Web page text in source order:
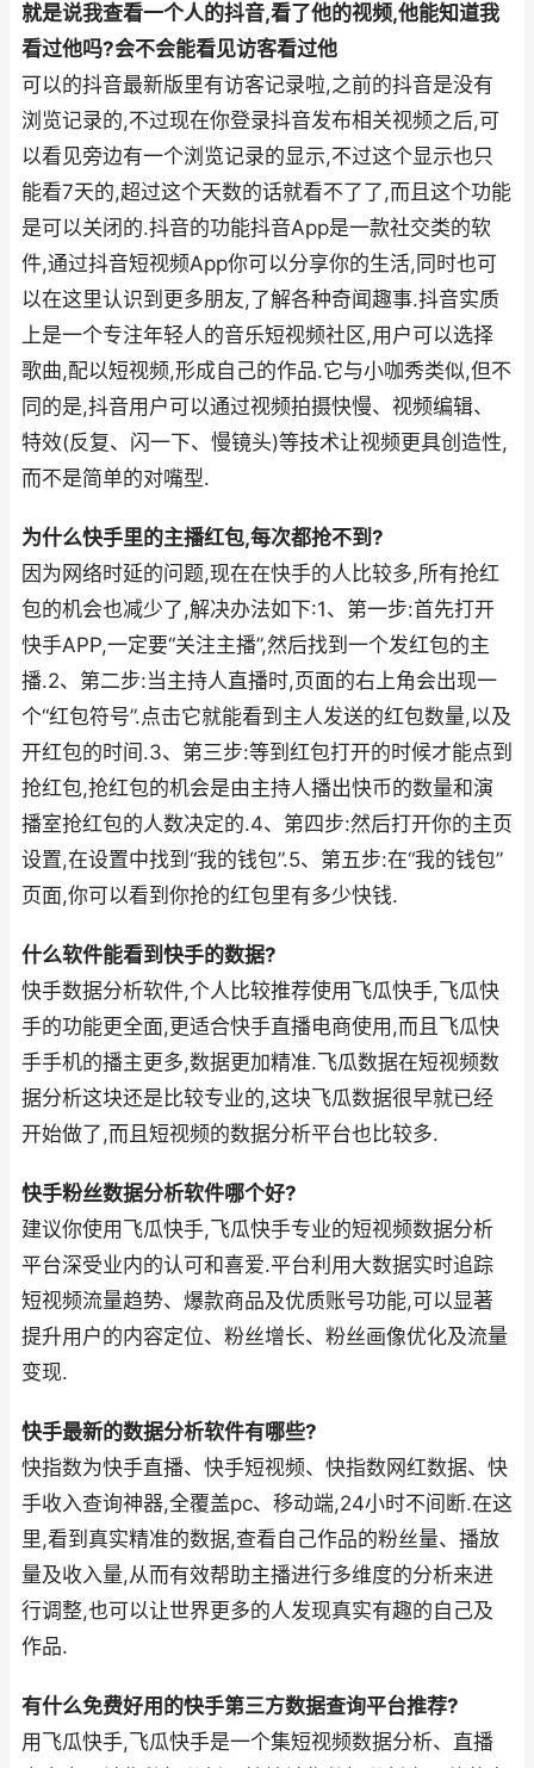
就是说我查看一个人的抖音,看了他的视频,他能知道我
看过他吗?会不会能看见访客看过他
可以的抖音最新版里有访客记录啦,之前的抖音是没有
浏览记录的,不过现在你登录抖音发布相关视频之后,可
以看见旁边有一个浏览记录的显示,不过这个显示也只
能看7天的,超过这个天数的话就看不了了,而且这个功能
是可以关闭的.抖音的功能抖音App是一款社交类的软
件,通过抖音短视频App你可以分享你的生活,同时也可
以在这里认识到更多朋友,了解各种奇闻趣事.抖音实质
上是一个专注年轻人的音乐短视频社区,用户可以选择
歌曲,配以短视频,形成自己的作品.它与小咖秀类似,但不
同的是,抖音用户可以通过视频拍摄快慢、视频编辑、
特效(反复、闪一下、慢镜头)等技术让视频更具创造性,
而不是简单的对嘴型.
为什么快手里的主播红包,每次都抢不到?
因为网络时延的问题,现在在快手的人比较多,所有抢红
包的机会也减少了,解决办法如下:1、第一步:首先打开
快手APP,一定要“关注主播”,然后找到一个发红包的主
播.2、第二步:当主持人直播时,页面的右上角会出现一
个“红包符号”.点击它就能看到主人发送的红包数量,以及
开红包的时间.3、第三步:等到红包打开的时候才能点到
抢红包,抢红包的机会是由主持人播出快币的数量和演
播室抢红包的人数决定的.4、第四步:然后打开你的主页
设置,在设置中找到“我的钱包”.5、第五步:在“我的钱包”
页面,你可以看到你抢的红包里有多少快钱.
什么软件能看到快手的数据?
快手数据分析软件,个人比较推荐使用飞瓜快手,飞瓜快
手的功能更全面,更适合快手直播电商使用,而且飞瓜快
手手机的播主更多,数据更加精准.飞瓜数据在短视频数
据分析这块还是比较专业的,这块飞瓜数据很早就已经
开始做了,而且短视频的数据分析平台也比较多.
快手粉丝数据分析软件哪个好?
建议你使用飞瓜快手,飞瓜快手专业的短视频数据分析
平台深受业内的认可和喜爱.平台利用大数据实时追踪
短视频流量趋势、爆款商品及优质账号功能,可以显著
提升用户的内容定位、粉丝增长、粉丝画像优化及流量
变现.
快手最新的数据分析软件有哪些?
快指数为快手直播、快手短视频、快指数网红数据、快
手收入查询神器,全覆盖pc、移动端,24小时不间断.在这
里,看到真实精准的数据,查看自己作品的粉丝量、播放
量及收入量,从而有效帮助主播进行多维度的分析来进
行调整,也可以让世界更多的人发现真实有趣的自己及
作品.
有什么免费好用的快手第三方数据查询平台推荐?
用飞瓜快手,飞瓜快手是一个集短视频数据分析、直播